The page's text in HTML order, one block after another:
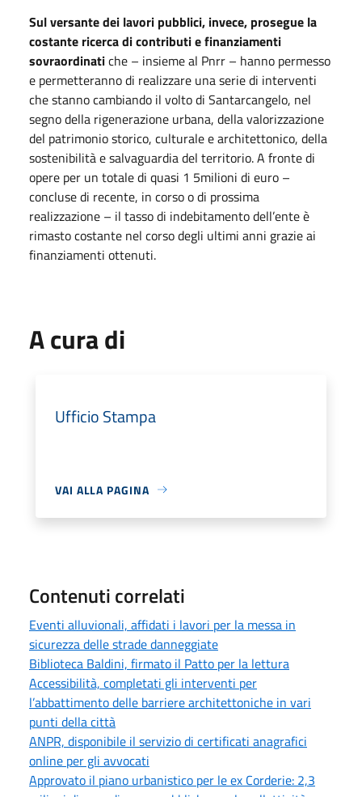
Sul versante dei lavori pubblici, invece, prosegue la
costante ricerca di contributi e finanziamenti
sovraordinatiche – insieme al Pnrr – hanno permesso
e permetteranno di realizzare una serie di interventi
che stanno cambiando il volto di Santarcangelo, nel
segno della rigenerazione urbana, della valorizzazione
del patrimonio storico, culturale e architettonico, della
sostenibilità e salvaguardia del territorio. A fronte di
opere per un totale di quasi 1 5milioni di euro –
concluse di recente, in corso o di prossima
realizzazione – il tasso di indebitamento dell’ente è
rimasto costante nel corso degli ultimi anni grazie ai
finanziamenti ottenuti.
A cura di
Ufficio Stampa
VAI ALLA PAGINA
Contenuti correlati
Eventi alluvionali, affidati i lavori per la messa in
sicurezza delle strade danneggiate
Biblioteca Baldini, firmato il Patto per la lettura
Accessibilità, completati gli interventi per
l’abbattimento delle barriere architettoniche in vari
punti della città
ANPR, disponibile il servizio di certificati anagrafici
online per gli avvocati
Approvato il piano urbanistico per le ex Corderie: 2,3